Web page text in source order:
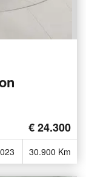
€ 24.300
30.900 Km